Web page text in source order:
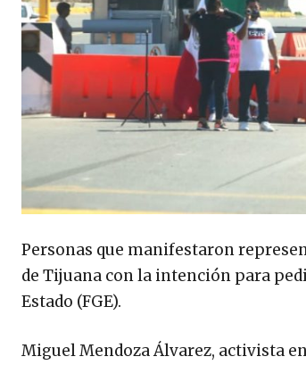
Personas que manifestaron
de Tijuana con la intención para
Estado (FGE).
Miguel Mendoza Álvarez, activista